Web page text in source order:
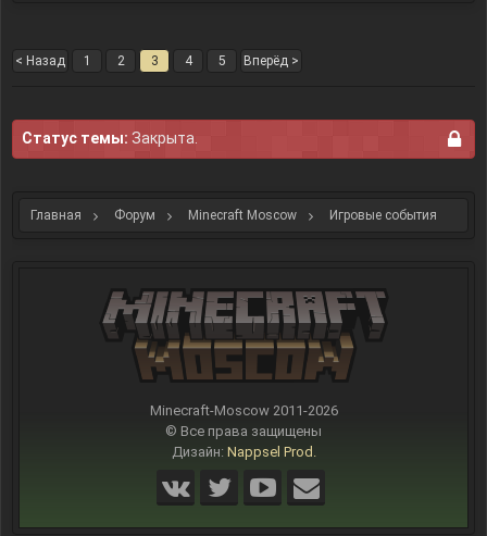
< Назад 1 2 3 4 5 Вперёд >
Статус темы: Закрыта.
Главная Форум Minecraft Moscow Игровые события
Minecraft-Moscow 2011-2026
© Все права защищены
Дизайн: Nappsel Prod.